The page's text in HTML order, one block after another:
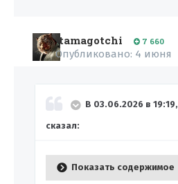
tamagotchi 7 660
Опубликовано: 4 июня
В 03.06.2026 в 19:19,
сказал:
Показать содержимое